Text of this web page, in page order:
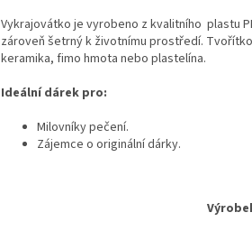
Vykrajovátko je vyrobeno z kvalitního plastu
zároveň šetrný k životnímu prostředí.
keramika, fimo hmota nebo plastelína.
Ideální dárek pro:
Milovníky pečení.
Zájemce o originální dárky.